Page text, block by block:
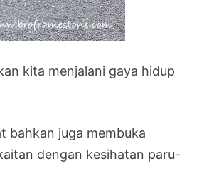
kita menjalani gaya hidup
bahkan juga membuka
dengan kesihatan paru-